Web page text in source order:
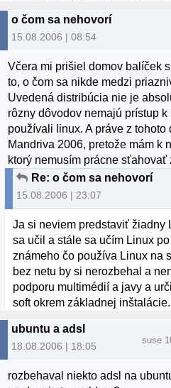
o čom sa nehovorí
15.08.2006 | 08:54
Včera mi prišiel domov balíček
to, o čom sa nikde medzi
Uvedená distribúcia nie je
rôzny dôvodov nemajú prístup
používali linux. A práve z
Mandriva 2006, pretože mám k
ktorý nemusím prácne sťahovať
Re: o čom sa nehovorí
15.08.2006 | 23:07
Ja si neviem predstaviť žiadny
sa učil a stále sa učím Linux
známeho čo používa Linux na
bez netu by si nerozbehal a
podporu multimédií a javy a
soft okrem základnej inštalácie.
ubuntu a adsl
18.08.2006 | 18:05
suse
rozbehaval niekto adsl na